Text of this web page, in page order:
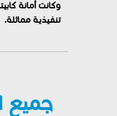
وكانت أمانة
تنفيذية مماثلة.
جميع